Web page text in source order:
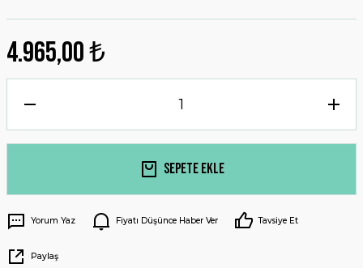
4.965,00 ₺
Sepete Ekle
Yorum Yaz Fiyatı Düşünce Haber Ver Tavsiye Et
Paylaş